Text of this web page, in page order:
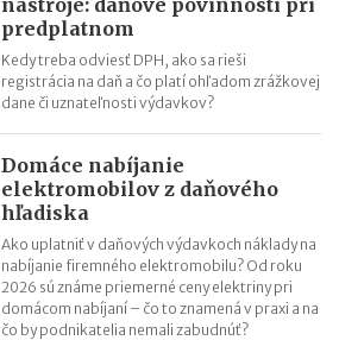
predplatnom
Kedy treba odviesť DPH, ako sa rieši
registrácia na daň a čo platí ohľadom zrážkovej
dane či uznateľnosti výdavkov?
Domáce nabíjanie
elektromobilov z daňového
hľadiska
Ako uplatniť v daňových výdavkoch náklady na
nabíjanie firemného elektromobilu? Od roku
2026 sú známe priemerné ceny elektriny pri
domácom nabíjaní – čo to znamená v praxi a na
čo by podnikatelia nemali zabudnúť?